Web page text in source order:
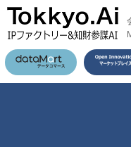
コ
ン
テ
ン